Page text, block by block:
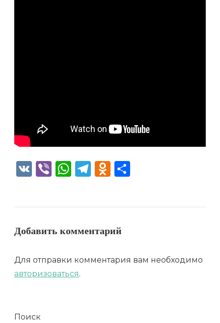
VK ViberWhatsApp
Telegram
Odnoklassniki
Добавить комментарий
Для отправки комментария вам необходимо
авторизоваться.
Поиск